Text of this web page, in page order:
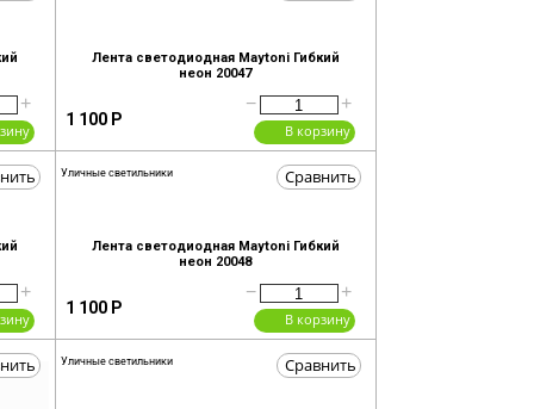
+
Лента светодиодная Maytoni Гибкий
неон 20047
1 100 Р
+
−
В корзину
+
Сравнить
Уличные светильники
Лента светодиодная Maytoni Гибкий
неон 20048
1 100 Р
+
−
В корзину
Сравнить
Уличные светильники